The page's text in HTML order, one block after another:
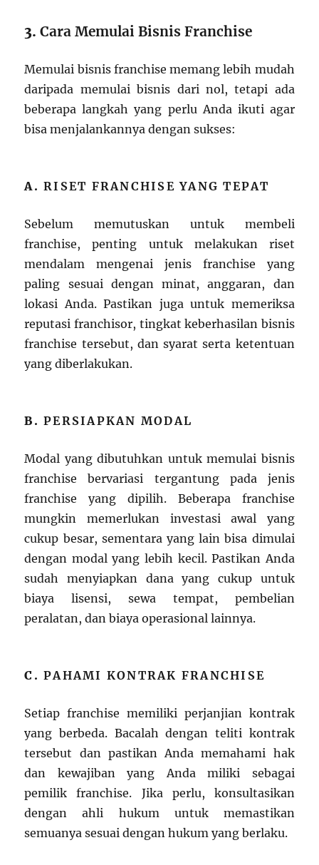
3.Cara Memulai Bisnis Franchise
Memulai bisnis franchise memang lebih mudah
daripada memulai bisnis dari nol, tetapi ada
beberapa langkah yang perlu Anda ikuti agar
bisa menjalankannya dengan sukses:
A.RISET FRANCHISE YANG TEPAT
Sebelum memutuskan untuk membeli
franchise, penting untuk melakukan riset
mendalam mengenai jenis franchise yang
paling sesuai dengan minat, anggaran, dan
lokasi Anda. Pastikan juga untuk memeriksa
reputasi franchisor, tingkat keberhasilan bisnis
franchise tersebut, dan syarat serta ketentuan
yang diberlakukan.
B.PERSIAPKAN MODAL
Modal yang dibutuhkan untuk memulai bisnis
franchise bervariasi tergantung pada jenis
franchise yang dipilih. Beberapa franchise
mungkin memerlukan investasi awal yang
cukup besar, sementara yang lain bisa dimulai
dengan modal yang lebih kecil. Pastikan Anda
sudah menyiapkan dana yang cukup untuk
biaya lisensi, sewa tempat, pembelian
peralatan, dan biaya operasional lainnya.
C.PAHAMI KONTRAK FRANCHISE
Setiap franchise memiliki perjanjian kontrak
yang berbeda. Bacalah dengan teliti kontrak
tersebut dan pastikan Anda memahami hak
dan kewajiban yang Anda miliki sebagai
pemilik franchise. Jika perlu, konsultasikan
dengan ahli hukum untuk memastikan
semuanya sesuai dengan hukum yang berlaku.